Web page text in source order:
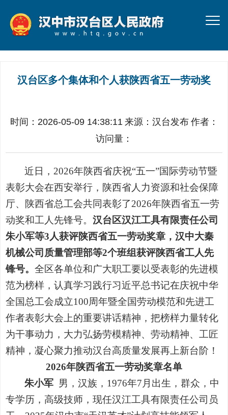
汉台区多个集体和个人获陕西省五一劳动奖
时间：2026-05-09 14:38:11 来源： 汉台发布 作者：
访问量：
近日，2026年陕西省庆祝“五一”国际劳动节暨
表彰大会在西安举行，陕西省人力资源和社会保障
厅、陕西省总工会共同表彰了2026年陕西省五一劳
动奖和工人先锋号。 汉台区汉江工具有限责任公司
朱小军等3人获评陕西省五一劳动奖章，汉中大秦
机械公司质量管理部等2个班组获评陕西省工人先
锋号。 全区各单位和广大职工要以受表彰的先进模
范为榜样，认真学习践行习近平总书记在庆祝中华
全国总工会成立100周年暨全国劳动模范和先进工
作者表彰大会上的重要讲话精神，把榜样力量转化
为干事动力，大力弘扬劳模精神、劳动精神、工匠
精神，凝心聚力推动汉台高质量发展再上新台阶！
2026年陕西省五一劳动奖章名单
朱小军 男，汉族，1976年7月出生，群众，中
专学历，高级技师，现任汉江工具有限责任公司员